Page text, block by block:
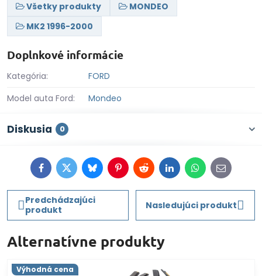
Všetky produkty
MONDEO
MK2 1996-2000
Doplnkové informácie
Kategória:
FORD
Model auta Ford:
Mondeo
Diskusia 0
FacebookTwitterBlueskyPinterestRedditLinkedInWhatsApp
E-
mail
Predchádzajúci
produkt
Nasledujúci produkt
Alternatívne produkty
Výhodná cena